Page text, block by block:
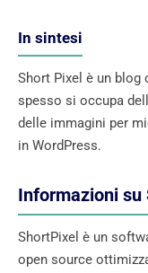
In sintesi
Short Pixel è un
spesso si occupa
delle immagini per
in WordPress.
Informazioni su
ShortPixel è un
open source